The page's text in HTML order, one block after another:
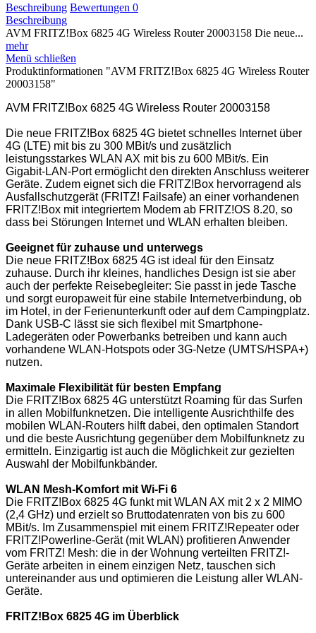
Beschreibung Bewertungen 0
Beschreibung
AVM FRITZ!Box 6825 4G Wireless Router 20003158 Die neue...
mehr
Menü schließen
Produktinformationen "AVM FRITZ!Box 6825 4G Wireless Router
20003158"
AVM FRITZ!Box 6825 4G Wireless Router 20003158
Die neue FRITZ!Box 6825 4G bietet schnelles Internet über
4G (LTE) mit bis zu 300 MBit/s und zusätzlich
leistungsstarkes WLAN AX mit bis zu 600 MBit/s. Ein
Gigabit-LAN-Port ermöglicht den direkten Anschluss weiterer
Geräte. Zudem eignet sich die FRITZ!Box hervorragend als
Ausfallschutzgerät (FRITZ! Failsafe) an einer vorhandenen
FRITZ!Box mit integriertem Modem ab FRITZ!OS 8.20, so
dass bei Störungen Internet und WLAN erhalten bleiben.
Geeignet für zuhause und unterwegs
Die neue FRITZ!Box 6825 4G ist ideal für den Einsatz
zuhause. Durch ihr kleines, handliches Design ist sie aber
auch der perfekte Reisebegleiter: Sie passt in jede Tasche
und sorgt europaweit für eine stabile Internetverbindung, ob
im Hotel, in der Ferienunterkunft oder auf dem Campingplatz.
Dank USB-C lässt sie sich flexibel mit Smartphone-
Ladegeräten oder Powerbanks betreiben und kann auch
vorhandene WLAN-Hotspots oder 3G-Netze (UMTS/HSPA+)
nutzen.
Maximale Flexibilität für besten Empfang
Die FRITZ!Box 6825 4G unterstützt Roaming für das Surfen
in allen Mobilfunknetzen. Die intelligente Ausrichthilfe des
mobilen WLAN-Routers hilft dabei, den optimalen Standort
und die beste Ausrichtung gegenüber dem Mobilfunknetz zu
ermitteln. Einzigartig ist auch die Möglichkeit zur gezielten
Auswahl der Mobilfunkbänder.
WLAN Mesh-Komfort mit Wi-Fi 6
Die FRITZ!Box 6825 4G funkt mit WLAN AX mit 2 x 2 MIMO
(2,4 GHz) und erzielt so Bruttodatenraten von bis zu 600
MBit/s. Im Zusammenspiel mit einem FRITZ!Repeater oder
FRITZ!Powerline-Gerät (mit WLAN) profitieren Anwender
vom FRITZ! Mesh: die in der Wohnung verteilten FRITZ!-
Geräte arbeiten in einem einzigen Netz, tauschen sich
untereinander aus und optimieren die Leistung aller WLAN-
Geräte.
FRITZ!Box 6825 4G im Überblick